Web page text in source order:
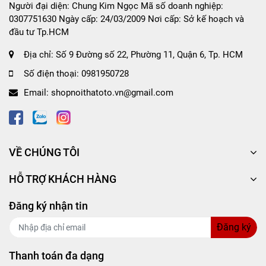
Chất liệu sản phẩm mềm mại, giúp bàn tay
người lái cảm thấy thoải mái, dễ chịu nhất,
không đau nhức khi phải cầm lái suốt chặng
đường dài.
phái, sang trọng và khẳng định đẳng cấp.
Thiết kế phong phú, mới lạ phù hợp với nhiều
dòng xe, cho khách hàng sự lựa chọn tốt nhất.
Hình may thêu logo cách điệu đặc sắc giúp nhận
Lắp đặt sử dụng cực kỳ nhanh chóng và tiện lợi,
Cách xác định kích cỡ bọc vô lăng:
Size S: 35cm-36cm sử dụng cho xe 4 chỗ cỡ nhỏ.
Size M: 37cm-38cm sử dụng cho xe 4 chỗ, 7 chỗ.
Người đại diện: Chung Kim Ngọc Mã số doanh nghiệp:
0307751630 Ngày cấp: 24/03/2009 Nơi cấp: Sở kế hoạch và
đầu tư Tp.HCM
Địa chỉ: Số 9 Đường số 22, Phường 11, Quận 6, Tp. HCM
Số điện thoại: 0981950728
Email: shopnoithatoto.vn@gmail.com
VỀ CHÚNG TÔI
HỖ TRỢ KHÁCH HÀNG
Đăng ký nhận tin
Đăng ký
Thanh toán đa dạng